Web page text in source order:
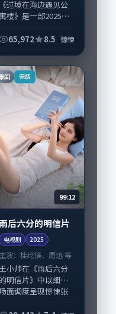
《过境在海边遇见公
寓楼》是一部2025年
，由宁浩执导，杨
重要戏份。故事围
当代都市中的抉...
65,972 8.5 惊悚
国 完结
99:12
后六分的明信片
电视剧 2025
主演：桂纶镁、周迅 等
小帅在《雨后六分
明信片》中以细腻
面调度呈现惊悚张